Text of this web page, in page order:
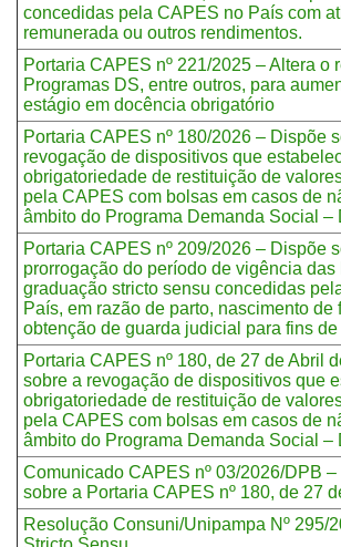
concedidas pela CAPES no País com
remunerada ou outros rendimentos.
Portaria CAPES nº 221/2025 – Altera o
Programas DS, entre outros, para
estágio em docência obrigatório
Portaria CAPES nº 180/2026 – Dispõe
revogação de dispositivos que
obrigatoriedade de restituição de
pela CAPES com bolsas em casos de
âmbito do Programa Demanda Social –
Portaria CAPES nº 209/2026 – Dispõe
prorrogação do período de vigência
graduação stricto sensu concedidas
País, em razão de parto, nascimento de
obtenção de guarda judicial para fins de
Portaria CAPES nº 180, de 27 de Abril
sobre a revogação de dispositivos que
obrigatoriedade de restituição de
pela CAPES com bolsas em casos de
âmbito do Programa Demanda Social –
Comunicado CAPES nº 03/2026/DPB
sobre a Portaria CAPES nº 180, de 27
Resolução Consuni/Unipampa Nº 295/